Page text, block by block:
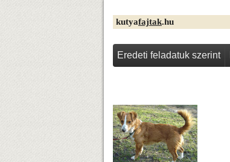
Eredeti feladatuk szerint
kutyafajtak.hu